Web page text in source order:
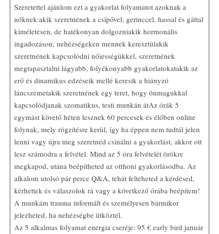
Szeretettel ajánlom ezt a gyakorlat folyamatot azoknak a
nőknek:akik szeretnének a csípővel, gerinccel, hassal és gáttal
kíméletesen, de hatékonyan dolgozniakik hormonális
ingadozáson, nehézségeken mennek keresztülakik
szeretnének kapcsolódni nőiességükkel, szeretnének
megtapasztalni lágyabb, folyékonyabb gyakorlatokatakik az
erő és dinamikus edzéseik mellé keresik a hiányzó
láncszemetakik szeretnének egy teret, hogy önmagukkal
kapcsolódjanak szomatikus, testi munkán átAz órák 5
egymást követő héten lesznek 60 percesek és élőben online
folynak, mely rögzítésre kerül, így ha éppen nem tudtál jelen
lenni vagy újra meg szeretnéd csinálni a gyakorlást, akkor ott
lesz számodra a felvétel. Mind az 5 óra felvételét örökre
megkapod, utána beépítheted az otthoni gyakorlásodba. Az
alkalom utolsó pár perce Q&A, tehát felteheted a kérdésed,
kérhettek és válaszolok rá vagy a következő órába beépítem!
A munkám trauma informált és személyesen bármikor
jelezheted, ha nehézségbe ütköztél.
Az 5 alkalmas folyamat energia cseréje: 95 € early bird január